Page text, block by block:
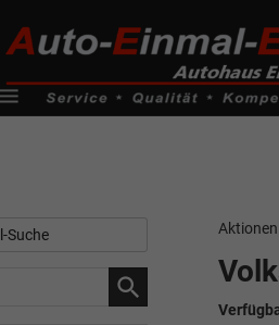
Points to address
Aktionen
Suche